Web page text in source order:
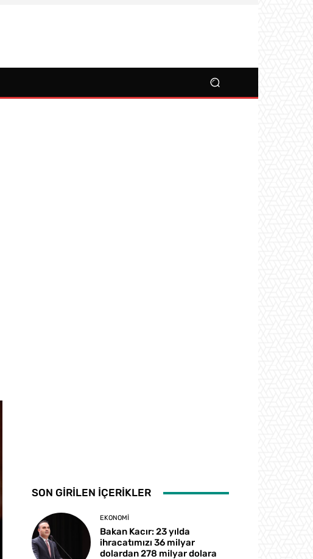
SON GİRİLEN İÇERİKLER
EKONOMI
Bakan Kacır: 23 yılda
ihracatımızı 36 milyar
dolardan 278 milyar dolara